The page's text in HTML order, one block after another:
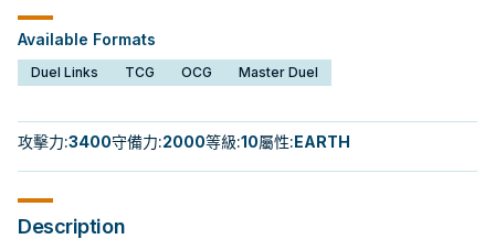
Available Formats
Duel Links TCG OCG Master Duel
攻擊力:3400守備力:2000等級:10屬性:EARTH
Description